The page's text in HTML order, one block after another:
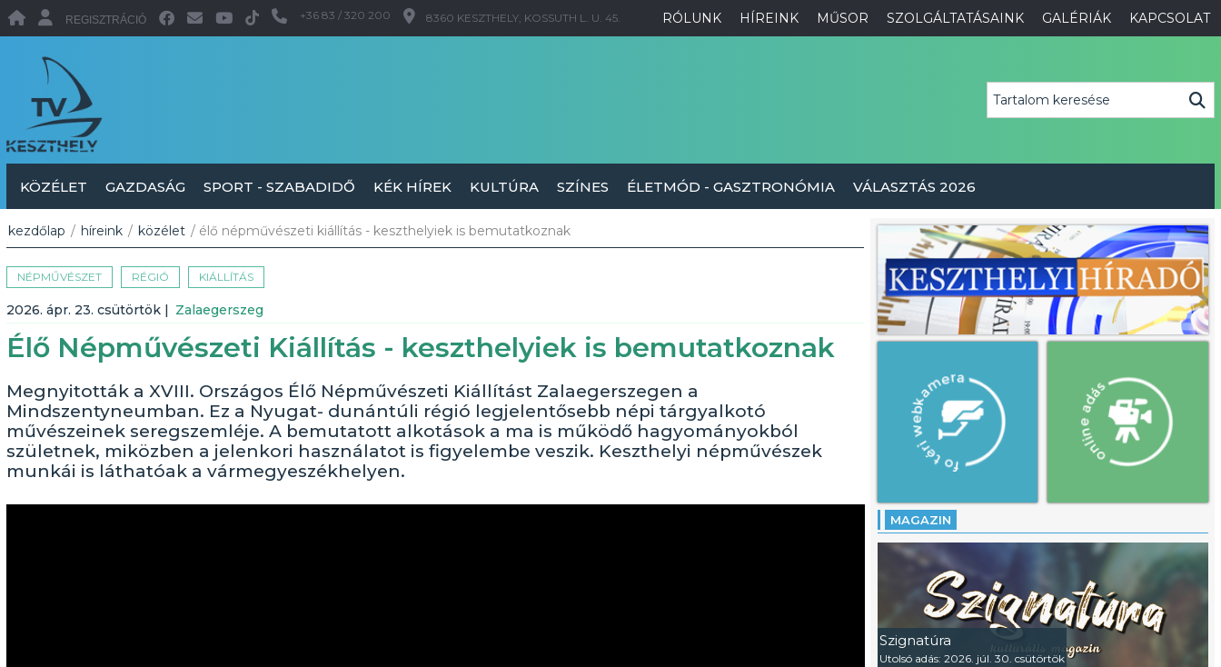
RÓLUNK HÍREINK MŰSOR SZOLGÁLTATÁSAINK GALÉRIÁK KAPCSOLAT
REGISZTRÁCIÓ +36 83 / 320 200 8360 KESZTHELY, KOSSUTH L. U. 45.
KÖZÉLET GAZDASÁG SPORT - SZABADIDŐ KÉK HÍREK KULTÚRA SZÍNES ÉLETMÓD - GASZTRONÓMIA VÁLASZTÁS 2026
kezdőlap / híreink / közélet / élő népművészeti kiállítás - keszthelyiek is bemutatkoznak
NÉPMŰVÉSZET RÉGIÓ KIÁLLÍTÁS
2026. ápr. 23. csütörtök | Zalaegerszeg
Élő Népművészeti Kiállítás - keszthelyiek is bemutatkoznak
Megnyitották a XVIII. Országos Élő Népművészeti Kiállítást Zalaegerszegen a
Mindszentyneumban. Ez a Nyugat- dunántúli régió legjelentősebb népi tárgyalkotó
művészeinek seregszemléje. A bemutatott alkotások a ma is működő hagyományokból
születnek, miközben a jelenkori használatot is figyelembe veszik. Keszthelyi népművészek
munkái is láthatóak a vármegyeszékhelyen.
MAGAZIN
Szignatúra
Utolsó adás: 2026. júl. 30. csütörtök